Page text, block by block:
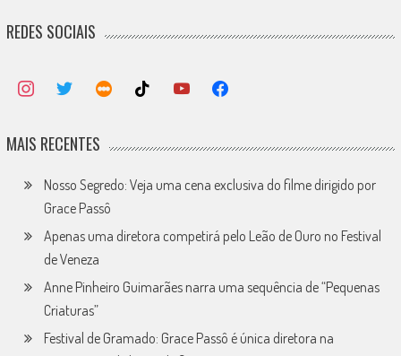
REDES SOCIAIS
MAIS RECENTES
Nosso Segredo: Veja uma cena exclusiva do filme dirigido por
Grace Passô
Apenas uma diretora competirá pelo Leão de Ouro no Festival
de Veneza
Anne Pinheiro Guimarães narra uma sequência de “Pequenas
Criaturas”
Festival de Gramado: Grace Passô é única diretora na